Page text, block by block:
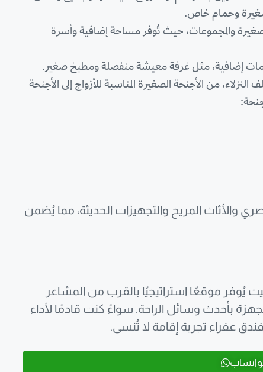
صغيرة وحمام خاص.
والمجموعات، حيث تُوفر مساحة إضافية وأسرة
إضافية، مثل غرفة معيشة منفصلة ومطبخ صغير.
من الأجنحة الصغيرة المناسبة للأزواج إلى الأجنحة
والأثاث المريح والتجهيزات الحديثة، مما يُضمن
يُوفر موقعًا استراتيجيًا بالقرب من المشاعر
بأحدث وسائل الراحة. سواءً كنت قادمًا لأداء
عفراء تجربة إقامة لا تُنسى.